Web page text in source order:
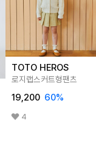
TOTO HEROS
로지랩스커트형팬츠
19,200 60%
4